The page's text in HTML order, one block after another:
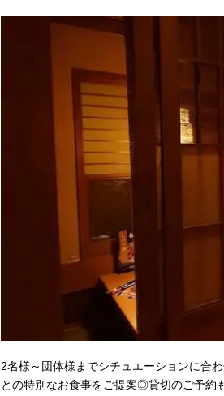
2名様～団体様までシチュエーションに合
との特別なお食事をご提案◎貸切のご予約